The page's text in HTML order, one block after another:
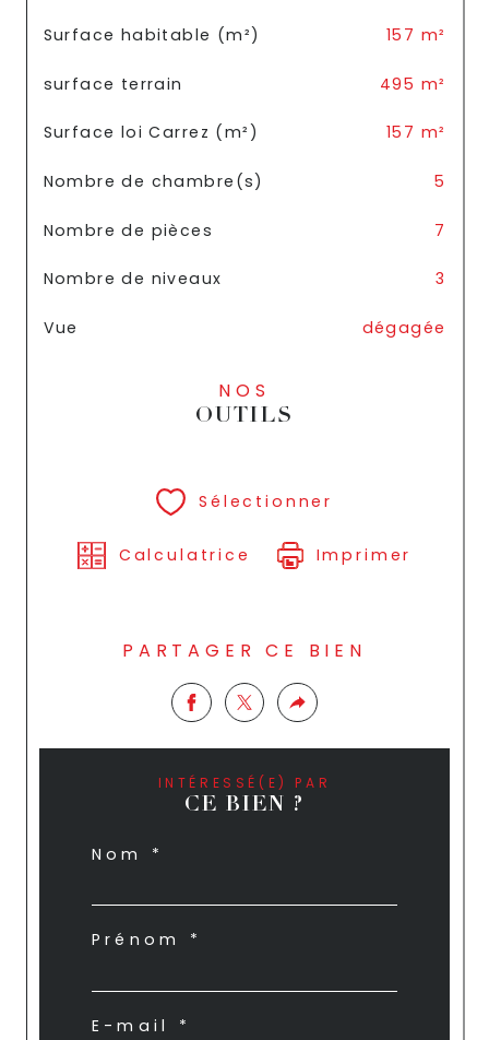
Surface habitable (m²) 157 m²
surface terrain 495 m²
Surface loi Carrez (m²) 157 m²
Nombre de chambre(s) 5
Nombre de pièces 7
Nombre de niveaux 3
Vue dégagée
NOS
OUTILS
Sélectionner
Calculatrice Imprimer
PARTAGER CE BIEN
INTÉRESSÉ(E) PAR
CE BIEN ?
Nom *
Prénom *
E-mail *